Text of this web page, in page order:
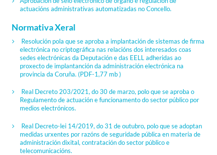
actuacións administrativas automatizadas no Concello.
Normativa Xeral
Resolución pola que se aproba a implantación de sistemas de firma
electrónica no criptográfica nas relacións dos interesados coas
sedes electrónicas da Deputación e das EELL adheridas ao
proxecto de implantanción da administración electrónica na
provincia da Coruña. (PDF-1,77 mb )
Real Decreto 203/2021, do 30 de marzo, polo que se aproba o
Regulamento de actuación e funcionamento do sector público por
medios electrónicos.
Real Decreto-lei 14/2019, do 31 de outubro, polo que se adoptan
medidas urxentes por razóns de seguridade pública en materia de
administración dixital, contratación do sector público e
telecomunicacións.